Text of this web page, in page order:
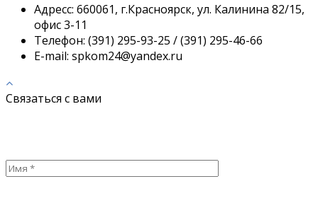
Адресс: 660061, г.Красноярск, ул. Калинина 82/15,
офис 3-11
Телефон: (391) 295-93-25 / (391) 295-46-66
E-mail: spkom24@yandex.ru
Связаться с вами